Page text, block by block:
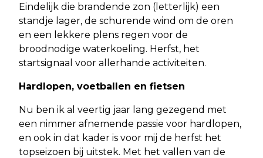
Eindelijk die brandende zon (letterlijk) een
standje lager, de schurende wind om de oren
en een lekkere plens regen voor de
broodnodige waterkoeling. Herfst, het
startsignaal voor allerhande activiteiten.
Hardlopen, voetballen en fietsen
Nu ben ik al veertig jaar lang gezegend met
een nimmer afnemende passie voor hardlopen,
en ook in dat kader is voor mij de herfst het
topseizoen bij uitstek. Met het vallen van de